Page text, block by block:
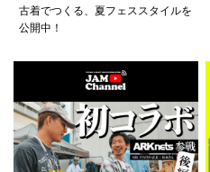
古着でつくる、夏フェススタイルを
公開中！